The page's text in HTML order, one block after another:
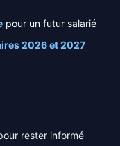
pour un futur salarié
2026 et 2027
rester informé